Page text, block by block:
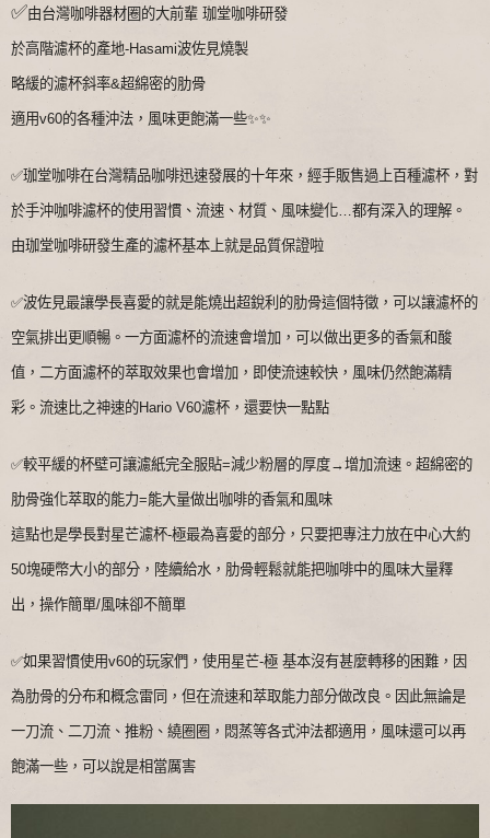
✅由台灣咖啡器材圈的大前輩 珈堂咖啡研發
於高階濾杯的產地-Hasami波佐見燒製
略緩的濾杯斜率&超綿密的肋骨
適用v60的各種沖法，風味更飽滿一些✨✨
✅珈堂咖啡在台灣精品咖啡迅速發展的十年來，經手販售過上百種濾杯，對
於手沖咖啡濾杯的使用習慣、流速、材質、風味變化…都有深入的理解。
由珈堂咖啡研發生產的濾杯基本上就是品質保證啦
✅波佐見最讓學長喜愛的就是能燒出超銳利的肋骨這個特徵，可以讓濾杯的
空氣排出更順暢。 一方面濾杯的流速會增加，可以做出更多的香氣和酸
值，二方面濾杯的萃取效果也會增加，即使流速較快，風味仍然飽滿精
彩。流速比之神速的Hario V60濾杯，還要快一點點
✅較平緩的杯壁可讓濾紙完全服貼=減少粉層的厚度→增加流速。 超綿密的
肋骨強化萃取的能力=能大量做出咖啡的香氣和風味
這點也是學長對星芒濾杯-極最為喜愛的部分，只要把專注力放在中心大約
50塊硬幣大小的部分，陸續給水，肋骨輕鬆就能把咖啡中的風味大量釋
出，操作簡單/風味卻不簡單
✅如果習慣使用v60的玩家們，使用星芒-極 基本沒有甚麼轉移的困難，因
為肋骨的分布和概念雷同，但在流速和萃取能力部分做改良。 因此無論是
一刀流、二刀流、推粉、繞圈圈， 悶蒸等各式沖法都適用， 風味還可以再
飽滿一些， 可以說是相當厲害